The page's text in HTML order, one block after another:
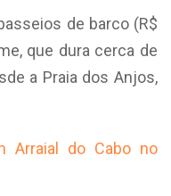
de barco (R$
que dura cerca de
a Praia dos Anjos,
Arraial do Cabo no